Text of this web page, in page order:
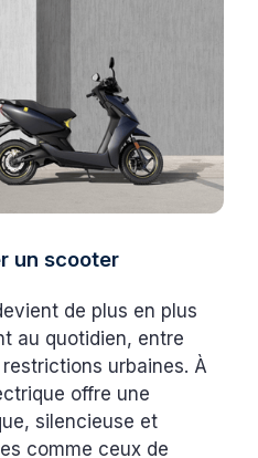
un scooter
de plus en plus
au quotidien, entre
urbaines. À
offre une
silencieuse et
comme ceux de